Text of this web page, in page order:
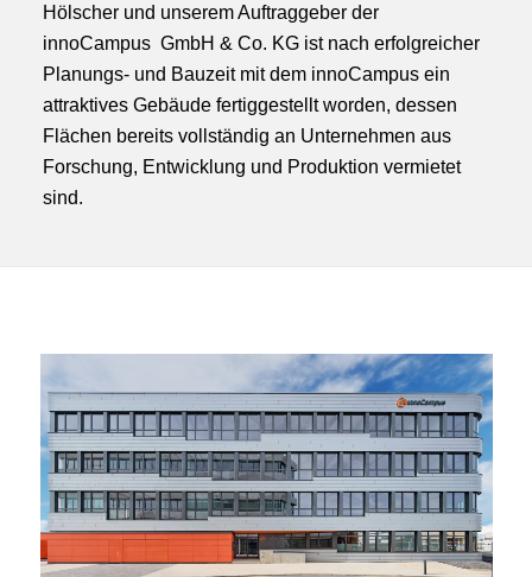
Hölscher und unserem Auftraggeber der
innoCampus GmbH & Co. KG ist nach erfolgreicher
Planungs- und Bauzeit mit dem innoCampus ein
attraktives Gebäude fertiggestellt worden, dessen
Flächen bereits vollständig an Unternehmen aus
Forschung, Entwicklung und Produktion vermietet
sind.